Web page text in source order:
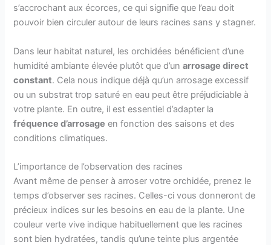
s’accrochant aux écorces, ce qui signifie que l’eau doit
pouvoir bien circuler autour de leurs racines sans y stagner.
Dans leur habitat naturel, les orchidées bénéficient d’une
humidité ambiante élevée plutôt que d’unarrosage direct
constant. Cela nous indique déjà qu’un arrosage excessif
ou un substrat trop saturé en eau peut être préjudiciable à
votre plante. En outre, il est essentiel d’adapter la
fréquence d’arrosage en fonction des saisons et des
conditions climatiques.
L’importance de l’observation des racines
Avant même de penser à arroser votre orchidée, prenez le
temps d’observer ses racines. Celles-ci vous donneront de
précieux indices sur les besoins en eau de la plante. Une
couleur verte vive indique habituellement que les racines
sont bien hydratées, tandis qu’une teinte plus argentée